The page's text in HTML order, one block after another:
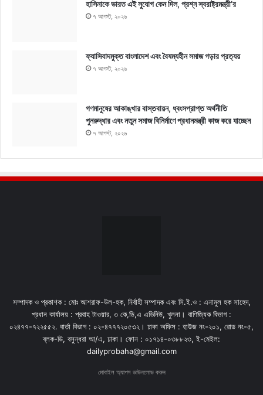
হাসিনাকে ভারত এই সুযোগ কেন দিল, প্রশ্ন স্বরাষ্ট্রমন্ত্রী’র
৭ আগস্ট, ২০২৬
ফ্যাসিবাদমুক্ত বাংলাদেশ এবং বৈষম্যহীন সমাজ গড়ার প্রত্যয়
৭ আগস্ট, ২০২৬
গণমানুষের আকাঙ্খার বাস্তবায়ন, ধ্বংসপ্রাপ্ত অর্থনীতি
পুনরুদ্ধার এবং নতুন সমাজ বিনির্মাণে প্রধানমন্ত্রী কাজ করে যাচ্ছেন
৭ আগস্ট, ২০২৬
সম্পাদক ও প্রকাশক : মোঃ আশরাফ-উল-হক, নির্বাহী সম্পাদক এবং সি.ই.ও : এনামুল হক সাহেদ,
প্রধান কার্যালয় : প্রবাহ টাওয়ার, ৩ কে,ডি,এ এভিনিউ, খুলনা। বাণিজ্যিক বিভাগ :
০২৪৭৭-৭২২৫৫২. বার্তা বিভাগ : ০২-৪৭৭৭২০৫৩২। ঢাকা অফিস : হাউজ নং-২০১, রোড নং-৫,
ব্লক-ডি, বসুন্ধরা আ/এ, ঢাকা। ফোন : ০১৭১৪-০৩৮৮২৩, ই-মেইল:
dailyprobaha@gmail.com
মোবাইল অ্যাপস ডাউনলোড করুন